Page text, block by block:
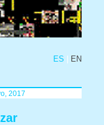
ES EN
2017